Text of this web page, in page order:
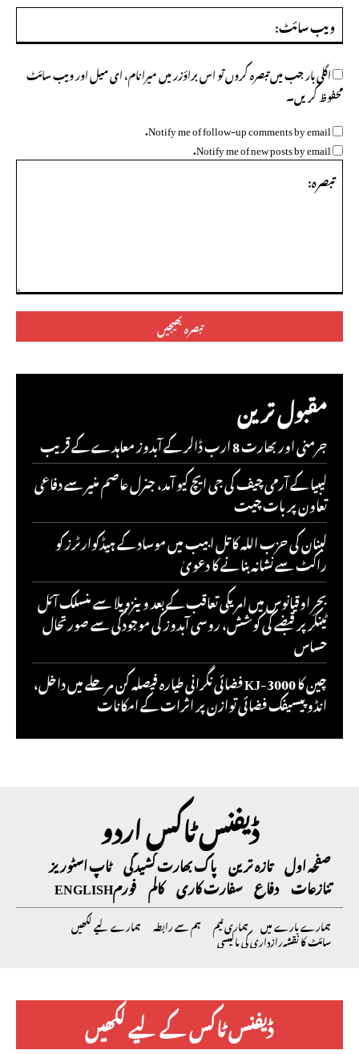
تبصرہ:
اگلی بار جب میں تبصرہ کروں تو اس براؤزر میں میرا نام، ای میل اور ویب سائٹ
محفوظ کریں۔
Notify me of follow-up comments by email.
Notify me of new posts by email.
مقبول ترین
جرمنی اور بھارت 8 ارب ڈالر کے آبدوز معاہدے کے قریب
لیبیا کے آرمی چیف کی جی ایچ کیو آمد، جنرل عاصم منیر سے دفاعی
تعاون پر بات چیت
لبنان کی حزب اللہ کا تل ابیب میں موساد کے ہیڈکوارٹرز کو
راکٹ سے نشانہ بنانے کا دعویٰ
بحرِ اوقیانوس میں امریکی تعاقب کے بعد وینزویلا سے منسلک آئل
ٹینکر پر قبضے کی کوشش، روسی آبدوز کی موجودگی سے صورتحال
حساس
چین کا KJ-3000 فضائی نگرانی طیارہ فیصلہ کن مرحلے میں داخل،
انڈو پیسیفک فضائی توازن پر اثرات کے امکانات
ڈیفنس ٹاکس اردو
صفحہ اول تازہ ترین پاک بھارت کشیدگی ٹاپ اسٹوریز
تنازعات دفاع سفارت کاری کالم فورمENGLISH
ہمارے بارے میں ہماری ٹیم ہم سے رابطہ ہمارے لیے لکھیں
سائٹ کا نقشہرازداری کی پالیسی
ڈیفنس ٹاکس کے لیے لکھیں